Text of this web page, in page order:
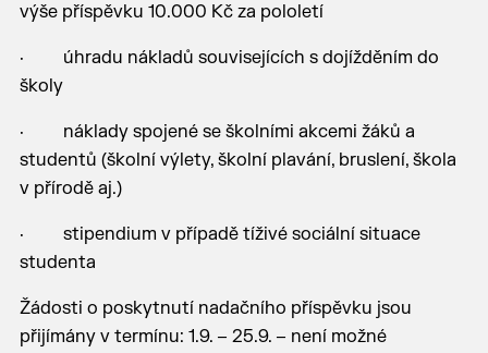
výše příspěvku 10.000 Kč za pololetí
· úhradu nákladů souvisejících s dojížděním do
školy
· náklady spojené se školními akcemi žáků a
studentů (školní výlety, školní plavání, bruslení, škola
v přírodě aj.)
· stipendium v případě tíživé sociální situace
studenta
Žádosti o poskytnutí nadačního příspěvku jsou
přijímány v termínu: 1.9. – 25.9. – není možné